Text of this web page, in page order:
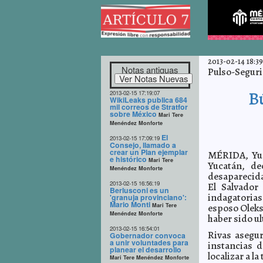
Notas antiguas
2013-02-15 17:19:07
WikiLeaks publica 684
mil correos de Stratfor
sobre México Mari Tere
Menéndez Monforte
2013-02-15 17:09:19 El
Consejo, llamado a
crear un Plan ejemplar
e histórico Mari Tere
Menéndez Monforte
2013-02-15 16:56:19
Berlusconi es un
'granuja provinciano':
Mario Monti Mari Tere
Menéndez Monforte
2013-02-15 16:54:01
Gobernador convoca
a unir voluntades para
planear el desarrollo
Mari Tere Menéndez Monforte
2013-02-14
Pulso-
MÉRIDA,
Yucatán,
El
esposo
haber sido
Rivas
instancias
localizar a